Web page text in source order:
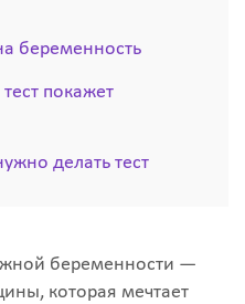
беременность
покажет
делать тест
беременности —
которая мечтает